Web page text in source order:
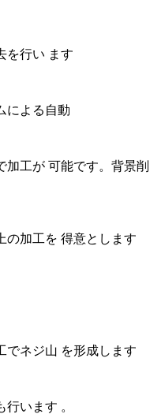
を行い ます
による自動
加工が 可能です。背景削
の加工を 得意とします
でネジ山 を形成します
います 。